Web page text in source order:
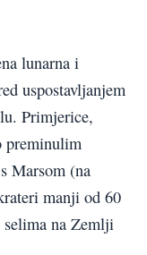
lunarna i
uspostavljanjem
Primjerice,
preminulim
Marsom (na
manji od 60
na Zemlji